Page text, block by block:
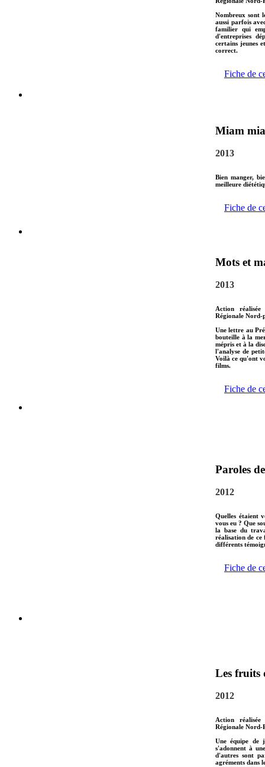
Nombreux sont
aussi parfois
familier qui
d'entreprises
certains jeunes
correct.
Fiche de
Miam
2013
Bien manger,
meilleure
Fiche de
Mots et
2013
Action
Régionale Nord-
Une lettre au
bouteille à la
mépris et à la
l'analyse de
Voilà ce qu'ont
films.
Fiche de
Paroles
2012
Quelles étaient
vous eu ? Que
la base du
réalisation de ce
différents
Fiche de
Les fruits
2012
Action
Régionale Nord-
Une équipe de
s'adonnent à
d'autres sont
agréments dans